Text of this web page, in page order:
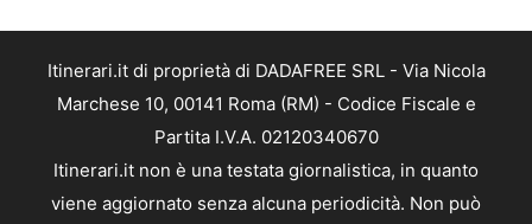
Itinerari.it di proprietà di DADAFREE SRL - Via Nicola
Marchese 10, 00141 Roma (RM) - Codice Fiscale e
Partita I.V.A. 02120340670
Itinerari.it non è una testata giornalistica, in quanto
viene aggiornato senza alcuna periodicità. Non può